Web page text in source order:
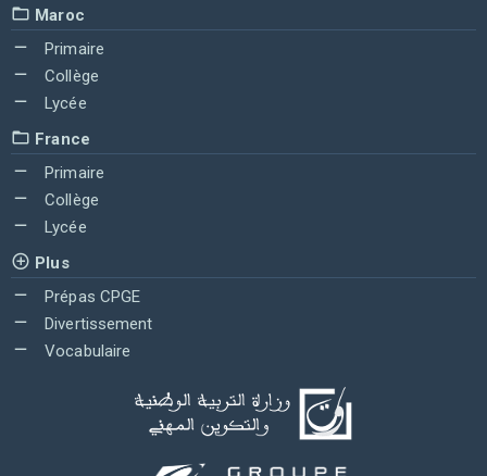
Maroc
Primaire
Collège
Lycée
France
Primaire
Collège
Lycée
Plus
Prépas CPGE
Divertissement
Vocabulaire